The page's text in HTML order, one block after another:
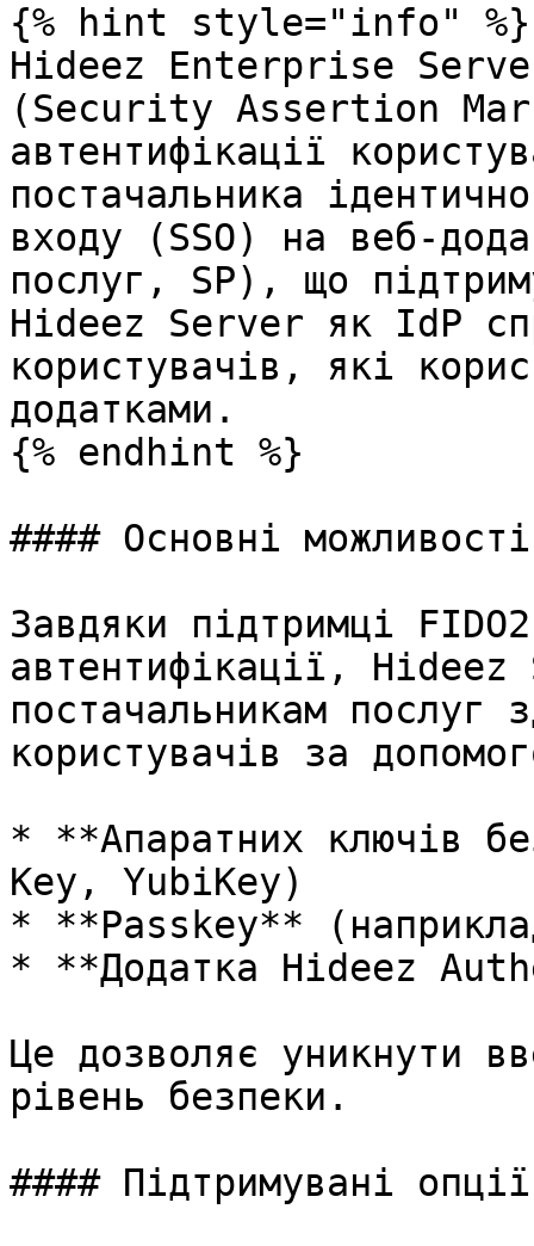
{% hint style="info" %}
Hideez Enterprise
(Security Assertion
автентифікації
постачальника
входу (SSO) на веб-
послуг, SP), що
Hideez Server як IdP
користувачів, які
додатками.
{% endhint %}
#### Основні можливості
Завдяки підтримці
автентифікації,
постачальникам послуг
користувачів за
* **Апаратних ключів
Key, YubiKey)
* **Passkey**
* **Додатка Hideez
Це дозволяє уникнути
рівень безпеки.
#### Підтримувані